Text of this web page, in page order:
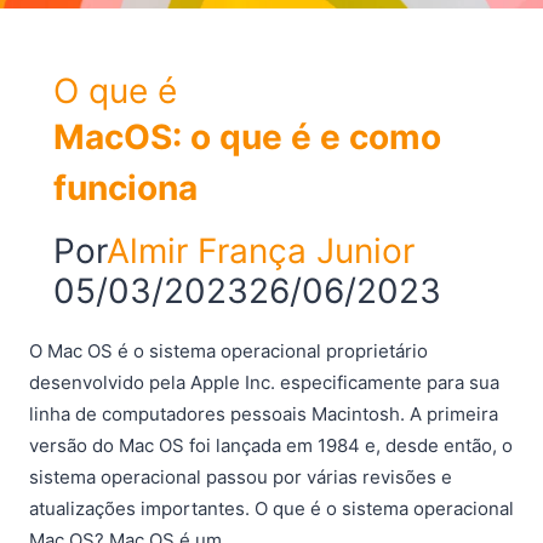
O que é
MacOS: o que é e como
funciona
PorAlmir França Junior
05/03/202326/06/2023
O Mac OS é o sistema operacional proprietário
desenvolvido pela Apple Inc. especificamente para sua
linha de computadores pessoais Macintosh. A primeira
versão do Mac OS foi lançada em 1984 e, desde então, o
sistema operacional passou por várias revisões e
atualizações importantes. O que é o sistema operacional